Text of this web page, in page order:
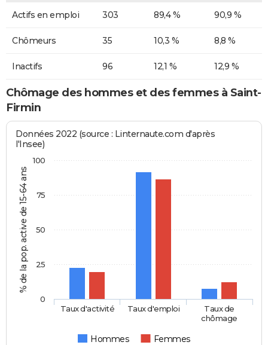
Actifs en emploi 303 89,4 % 90,9 %
Chômeurs 35 10,3 % 8,8 %
Inactifs 96 12,1 % 12,9 %
Chômage des hommes et des femmes à Saint-
Firmin
% de la pop. active de 15-64 ans
Données 2022 (source : Linternaute.com d'après
l'Insee)
Hommes Femmes
Taux d'activité Taux d'emploi
Taux de
chômage
0
25
50
75
100